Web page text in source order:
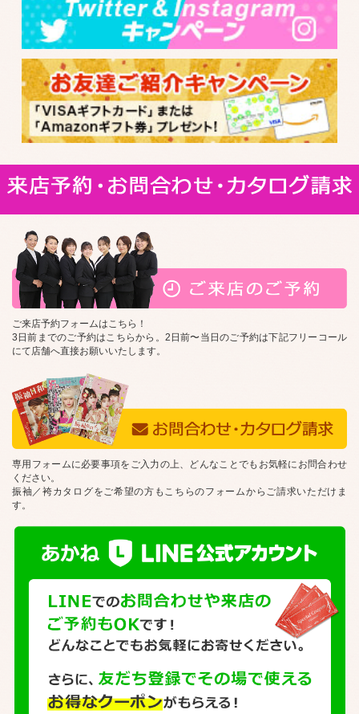
ご来店予約フォームはこちら！
3日前までのご予約はこちらから。2日前〜当日のご予約は下記フリーコール
にて店舗へ直接お願いいたします。
専用フォームに必要事項をご入力の上、どんなことでもお気軽にお問合わせ
ください。
振袖／袴カタログをご希望の方もこちらのフォームからご請求いただけま
す。